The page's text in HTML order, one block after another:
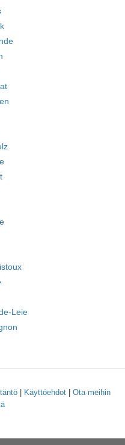
Leie
| Käyttöehdot| Ota meihin